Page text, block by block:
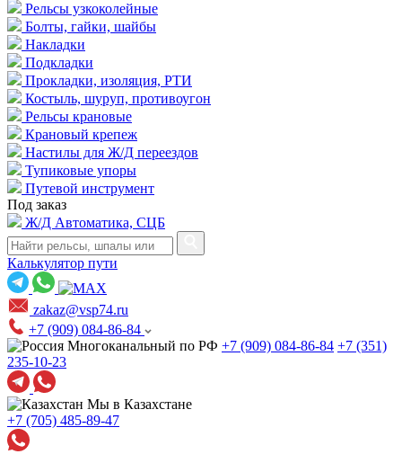
Рельсы узкоколейные
Болты, гайки, шайбы
Накладки
Подкладки
Прокладки, изоляция, РТИ
Костыль, шуруп, противоугон
Рельсы крановые
Крановый крепеж
Настилы для Ж/Д переездов
Тупиковые упоры
Путевой инструмент
Под заказ
Ж/Д Автоматика, СЦБ
Калькулятор пути
zakaz@vsp74.ru
+7 (909) 084-86-84
Многоканальный по РФ +7 (909) 084-86-84 +7 (351)
235-10-23
Мы в Казахстане
+7 (705) 485-89-47